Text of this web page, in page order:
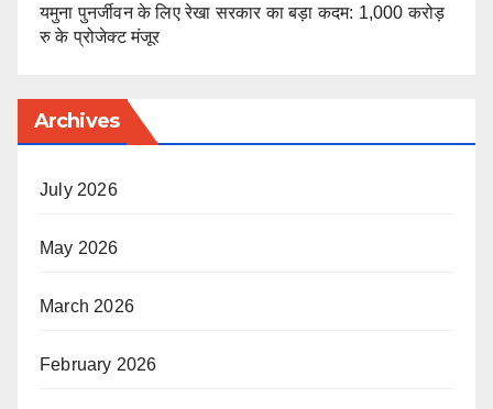
यमुना पुनर्जीवन के लिए रेखा सरकार का बड़ा कदम: 1,000 करोड़
रु के प्रोजेक्ट मंजूर
Archives
July 2026
May 2026
March 2026
February 2026